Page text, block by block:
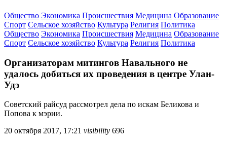
Общество Экономика Происшествия Медицина Образование
Спорт Сельское хозяйство Культура Религия Политика
Общество Экономика Происшествия Медицина Образование
Спорт Сельское хозяйство Культура Религия Политика
Организаторам митингов Навального не
удалось добиться их проведения в центре Улан-
Удэ
Советский райсуд рассмотрел дела по искам Беликова и
Попова к мэрии.
20 октября 2017, 17:21 visibility 696